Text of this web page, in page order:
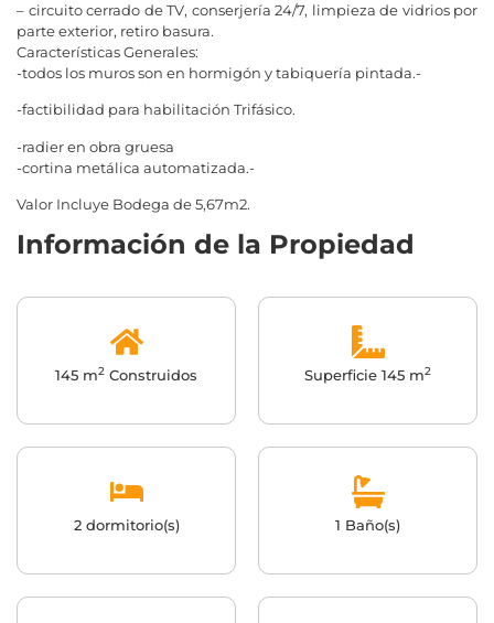
– circuito cerrado de TV, conserjería 24/7, limpieza de vidrios por
parte exterior, retiro basura.
Características Generales:
-todos los muros son en hormigón y tabiquería pintada.-
-factibilidad para habilitación Trifásico.
-radier en obra gruesa
-cortina metálica automatizada.-
Valor Incluye Bodega de 5,67m2.
Información de la Propiedad
145 m2 Construidos Superficie 145 m2
2 dormitorio(s) 1 Baño(s)